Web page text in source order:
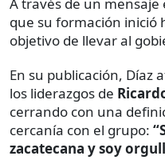
que su formación inició
objetivo de llevar al
En su publicación, Díaz
los liderazgos de
cerrando con una
cercanía con el grupo:
zacatecana y soy